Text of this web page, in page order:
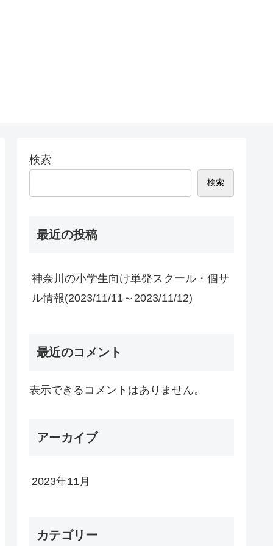
検索
検索
最近の投稿
神奈川の小学生向け単発スクール・個サ
ル情報(2023/11/11～2023/11/12)
最近のコメント
表示できるコメントはありません。
アーカイブ
2023年11月
カテゴリー